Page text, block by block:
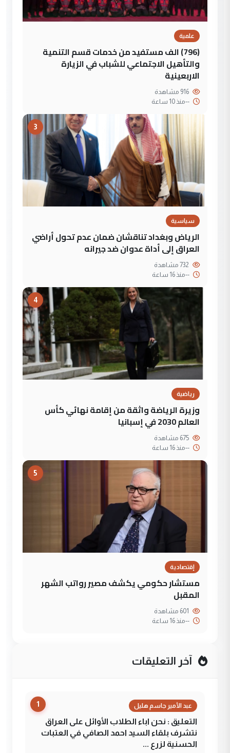
علمية
(796) الف مستفيد من خدمات قسم التنمية
والتأهيل الاجتماعي للشباب في الزيارة
الاربعينية
--منذ 10 ساعة
3
سياسية
الرياض وبغداد تناقشان ضمان عدم تحول أراضي
العراق إلى أداة عدوان ضد جيرانه
--منذ 16 ساعة
4
رياضية
وزيرة الرياضة واثقة من إقامة نهائي كأس
العالم 2030 في إسبانيا
--منذ 16 ساعة
5
إقتصادية
مستشار حكومي يكشف مصير رواتب الشهر
المقبل
--منذ 16 ساعة
آخر التعليقات
1 عبد الأمير جاسم هليل
التعليق : نحن اباء الطلاب الأوائل على العراق
نتشرف بلقاء السيد احمد الصافي في العتبات
الحسنية لزرع ...